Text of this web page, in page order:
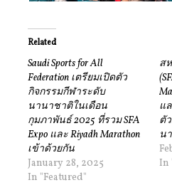
Related
Saudi Sports for All
Federation เตรียมเปิดตัว
กิจกรรมกีฬาระดับ
นานาชาติในเดือน
กุมภาพันธ์ 2025 ที่รวม SFA
Expo และ Riyadh Marathon
เข้าด้วยกัน
January 28, 2025
In "Featured"
ส
แ
ตั
น
In